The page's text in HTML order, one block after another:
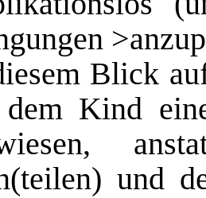
Blick
Kind
und